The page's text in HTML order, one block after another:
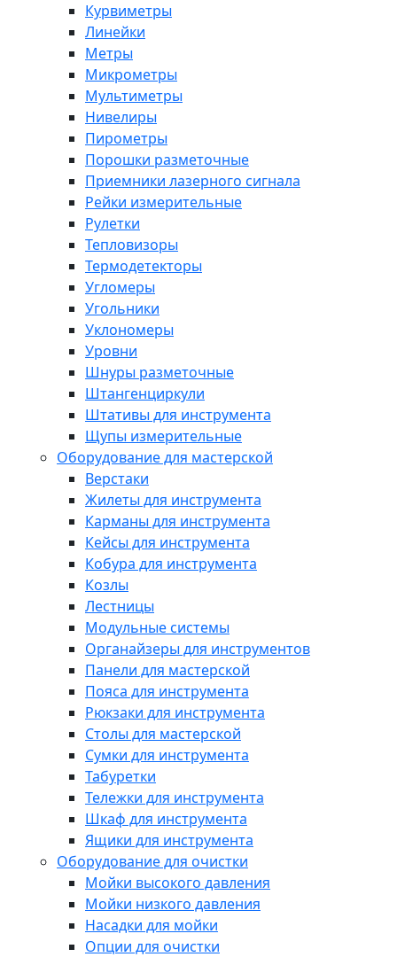
Курвиметры
Линейки
Метры
Микрометры
Мультиметры
Нивелиры
Пирометры
Порошки разметочные
Приемники лазерного сигнала
Рейки измерительные
Рулетки
Тепловизоры
Термодетекторы
Угломеры
Угольники
Уклономеры
Уровни
Шнуры разметочные
Штангенциркули
Штативы для инструмента
Щупы измерительные
Оборудование для мастерской
Верстаки
Жилеты для инструмента
Карманы для инструмента
Кейсы для инструмента
Кобура для инструмента
Козлы
Лестницы
Модульные системы
Органайзеры для инструментов
Панели для мастерской
Пояса для инструмента
Рюкзаки для инструмента
Столы для мастерской
Сумки для инструмента
Табуретки
Тележки для инструмента
Шкаф для инструмента
Ящики для инструмента
Оборудование для очистки
Мойки высокого давления
Мойки низкого давления
Насадки для мойки
Опции для очистки